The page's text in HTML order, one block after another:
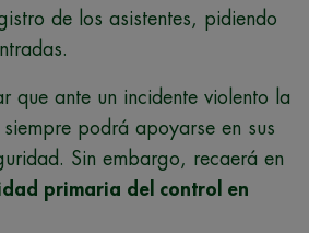
de los asistentes, pidiendo
que ante un incidente violento la
podrá apoyarse en sus
Sin embargo, recaerá en
primaria del control en